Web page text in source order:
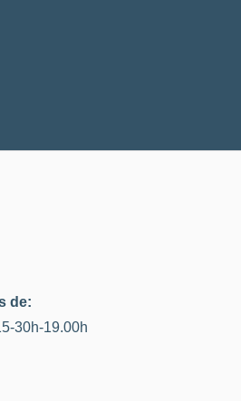
de:
30h-19.00h